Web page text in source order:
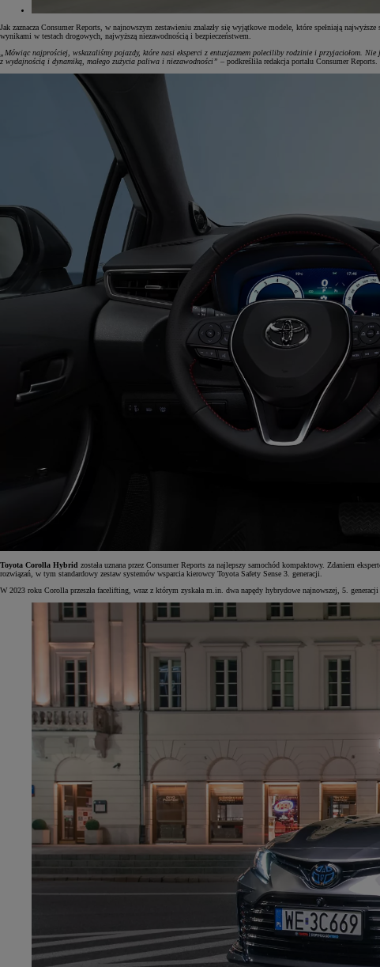
RÓWNIEŻ ELECTRIC
Jak zaznacza Consumer Reports, w najnowszym zestawieniu znalazły się wyjątkowe modele, które spełniają
wynikami w testach drogowych, najwyższą niezawodnością i bezpieczeństwem.
„Mówiąc najprościej, wskazaliśmy pojazdy, które nasi eksperci z entuzjazmem poleciliby rodzinie i przyjaciołom.
z wydajnością i dynamiką, małego zużycia paliwa i niezawodności” – podkreśliła redakcja portalu Consumer Reports.
Toyota Corolla Hybrid została uznana przez Consumer Reports za najlepszy samochód kompaktowy. Zdaniem
rozwiązań, w tym standardowy zestaw systemów wsparcia kierowcy Toyota Safety Sense 3. generacji.
W 2023 roku Corolla przeszła facelifting, wraz z którym zyskała m.in. dwa napędy hybrydowe najnowszej, 5.